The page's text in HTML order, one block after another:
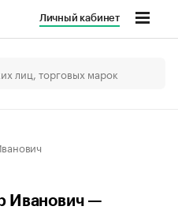
Личный кабинет
Иванович —